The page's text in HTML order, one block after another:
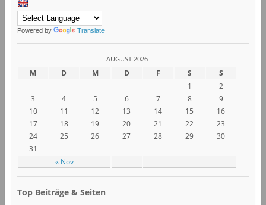
Powered by Translate
AUGUST 2026
M D M D F S S
« Nov
1
2
3
4 5 6 7 8
9
10
11 12 13 14 15
16
17
18 19 20 21 22
23
24
25 26 27 28 29
30
31
Top Beiträge & Seiten